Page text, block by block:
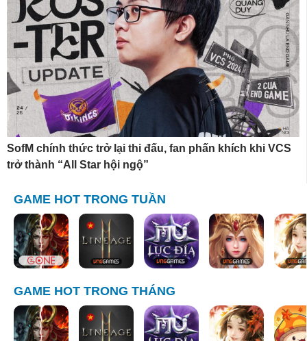
SofM chính thức trở lại thi đấu, fan phấn khích khi VCS
trở thành “All Star hội ngộ”
GAME HOT TRONG TUẦN
GAME HOT TRONG THÁNG